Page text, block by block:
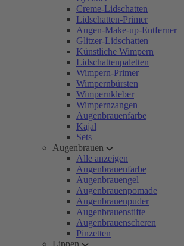
Creme-Lidschatten
Lidschatten-Primer
Augen-Make-up-Entferner
Glitzer-Lidschatten
Künstliche Wimpern
Lidschattenpaletten
Wimpern-Primer
Wimpernbürsten
Wimpernkleber
Wimpernzangen
Augenbrauenfarbe
Kajal
Sets
Augenbrauen
Alle anzeigen
Augenbrauenfarbe
Augenbrauengel
Augenbrauenpomade
Augenbrauenpuder
Augenbrauenstifte
Augenbrauenscheren
Pinzetten
Lippen